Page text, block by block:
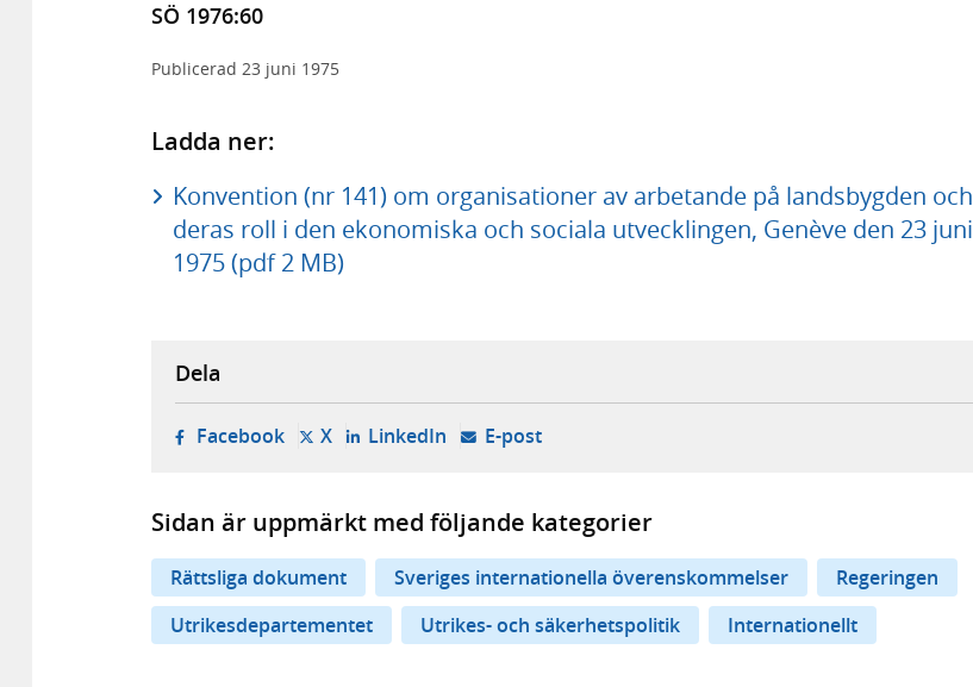
SÖ 1976:60
Publicerad 23 juni 1975
Ladda ner:
Konvention (nr 141) om organisationer av arbetande på landsbygden och
deras roll i den ekonomiska och sociala utvecklingen, Genève den 23 juni
1975 (pdf 2 MB)
Dela
Facebook- öppnas i ny flik, extern webbplats,
X- öppnas i ny flik, extern webbplats,
LinkedIn- öppnas i ny flik, extern webbplats,
E-post- öppnar din e-postklient,
Sidan är uppmärkt med följande kategorier
Rättsliga dokument Sveriges internationella överenskommelser
Regeringen
Utrikesdepartementet
Utrikes- och säkerhetspolitik Internationellt